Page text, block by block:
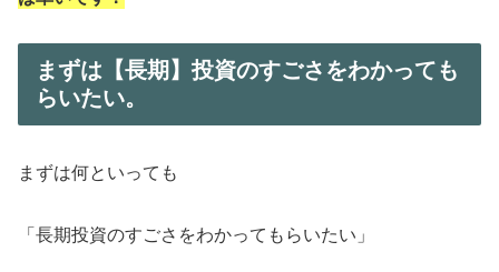
まずは【長期】投資のすごさをわかっても
らいたい。
まずは何といっても
「長期投資のすごさをわかってもらいたい」